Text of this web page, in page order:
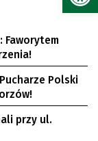
Faworytem
Polski
przy ul.